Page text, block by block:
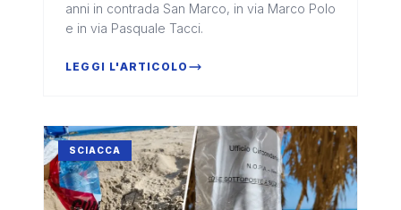
anni in contrada San Marco, in via Marco Polo
e in via Pasquale Tacci.
LEGGI L'ARTICOLO
SCIACCA